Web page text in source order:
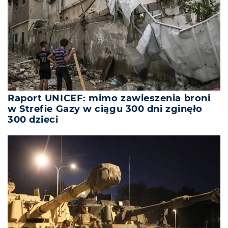
Raport UNICEF: mimo zawieszenia broni
w Strefie Gazy w ciągu 300 dni zginęło
300 dzieci